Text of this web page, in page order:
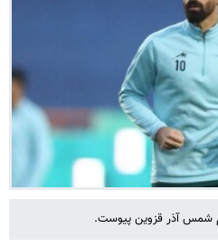
شمس آذر قزوین پیوست.